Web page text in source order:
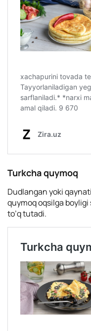
Turkcha quymoq
Dudlangan yoki
quymoq oqsilga
to’q tutadi.